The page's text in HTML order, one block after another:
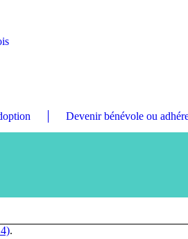
Devenir bénévole ou
.